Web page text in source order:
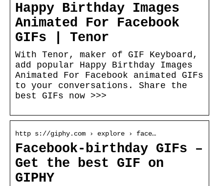
Happy Birthday Images
Animated For Facebook
GIFs | Tenor
With Tenor, maker of GIF Keyboard,
add popular Happy Birthday Images
Animated For Facebook animated GIFs
to your conversations. Share the
best GIFs now >>>
http s://giphy.com › explore › face…
Facebook-birthday GIFs –
Get the best GIF on
GIPHY